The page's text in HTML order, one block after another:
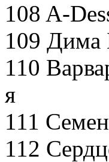
108 A-
109 Дима
110
я
111
112